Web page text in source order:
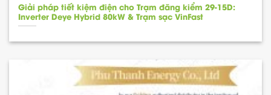
Giải pháp tiết kiệm điện cho Trạm đăng kiểm 29-15D:
Inverter Deye Hybrid 80kW & Trạm sạc VinFast